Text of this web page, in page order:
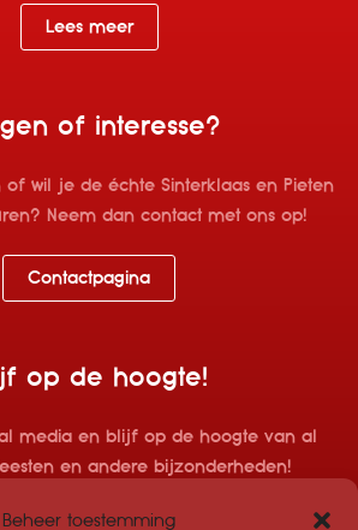
Beheer toestemming
Lees meer
of interesse?
wil je de échte Sinterklaas en Pieten
Neem dan contact met ons op!
Contactpagina
op de hoogte!
media en blijf op de hoogte van al
en andere bijzonderheden!